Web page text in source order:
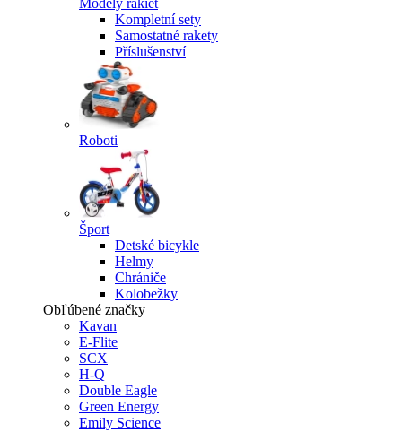
Modely rakiet
Kompletní sety
Samostatné rakety
Příslušenství
Roboti
Šport
Detské bicykle
Helmy
Chrániče
Kolobežky
Obľúbené značky
Kavan
E-Flite
SCX
H-Q
Double Eagle
Green Energy
Emily Science